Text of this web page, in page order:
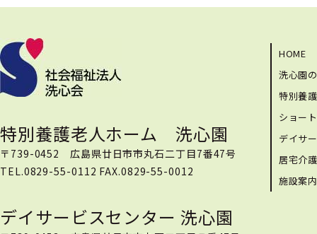
特別養護老人ホーム 洗心園
〒739-0452 広島県廿日市市丸石二丁目7番47号
TEL.0829-55-0112 FAX.0829-55-0012
デイサービスセンター 洗心園
HOME
洗心園
特別養
ショー
デイサ
居宅介
施設案